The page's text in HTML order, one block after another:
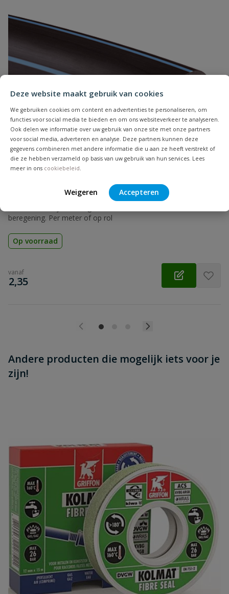
Deze website maakt gebruik van cookies
We gebruiken cookies om content en advertenties te personaliseren, om
functies voor social media te bieden en om ons websiteverkeer te analyseren.
Ook delen we informatie over uw gebruik van onze site met onze partners
voor social media, adverteren en analyse. Deze partners kunnen deze
gegevens combineren met andere informatie die u aan ze heeft verstrekt of
die ze hebben verzameld op basis van uw gebruik van hun services. Lees
meer in ons cookiebeleid.
Weigeren Accepteren
Naam
Beoordeling
Beoordeling versturen
Tyleenslang ZPE
beregening. Per meter of op rol
Op voorraad
vanaf
€
2,35
Andere producten die mogelijk iets voor je
zijn!